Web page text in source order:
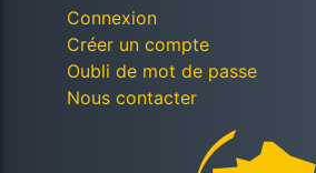
Connexion
Créer un compte
Oubli de mot de passe
Nous contacter